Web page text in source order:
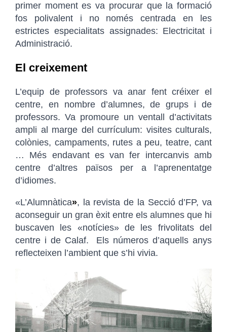
primer moment es va procurar que la formació
fos polivalent i no només centrada en les
estrictes especialitats assignades: Electricitat i
Administració.
El creixement
L’equip de professors va anar fent créixer el
centre, en nombre d’alumnes, de grups i de
professors. Va promoure un ventall d’activitats
ampli al marge del currículum: visites culturals,
colònies, campaments, rutes a peu, teatre, cant
… Més endavant es van fer intercanvis amb
centre d’altres països per a l’aprenentatge
d’idiomes.
«L’Alumnàtica», la revista de la Secció d’FP, va
aconseguir un gran èxit entre els alumnes que hi
buscaven les «notícies» de les frivolitats del
centre i de Calaf. Els números d’aquells anys
reflecteixen l’ambient que s’hi vivia.